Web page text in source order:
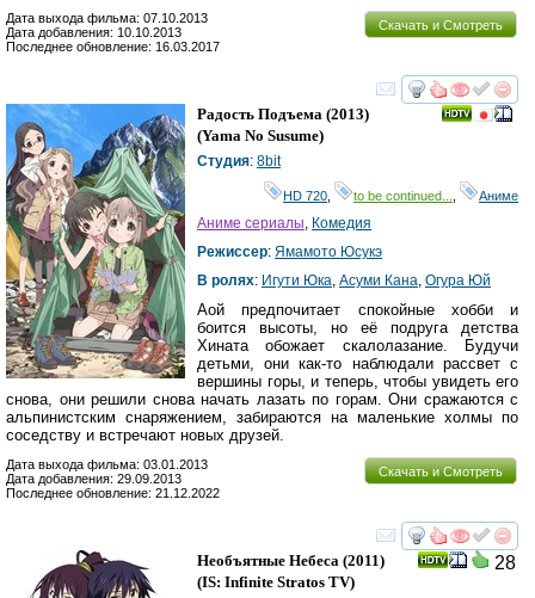
Скачать и Смотреть
Дата выхода фильма: 07.10.2013
Дата добавления: 10.10.2013
Последнее обновление: 16.03.2017
смотреть
Радость Подъема (2013)
(Yama No Susume)
Студия: 8bit
HD 720 to be continued... Аниме
Аниме сериалы, Комедия
Режиссер: Ямамото Юсукэ
В ролях: Игути Юка, Асуми Кана, Огура Юй
Аой предпочитает спокойные хобби и
боится высоты, но её подруга детства
Хината обожает скалолазание. Будучи
детьми, они как-то наблюдали рассвет с
вершины горы, и теперь, чтобы увидеть его
снова, они решили снова начать лазать по горам. Они сражаются с
альпинистским снаряжением, забираются на маленькие холмы по
соседству и встречают новых друзей.
Скачать и Смотреть
Дата выхода фильма: 03.01.2013
Дата добавления: 29.09.2013
Последнее обновление: 21.12.2022
смотреть
28
Необъятные Небеса (2011)
(IS: Infinite Stratos TV)